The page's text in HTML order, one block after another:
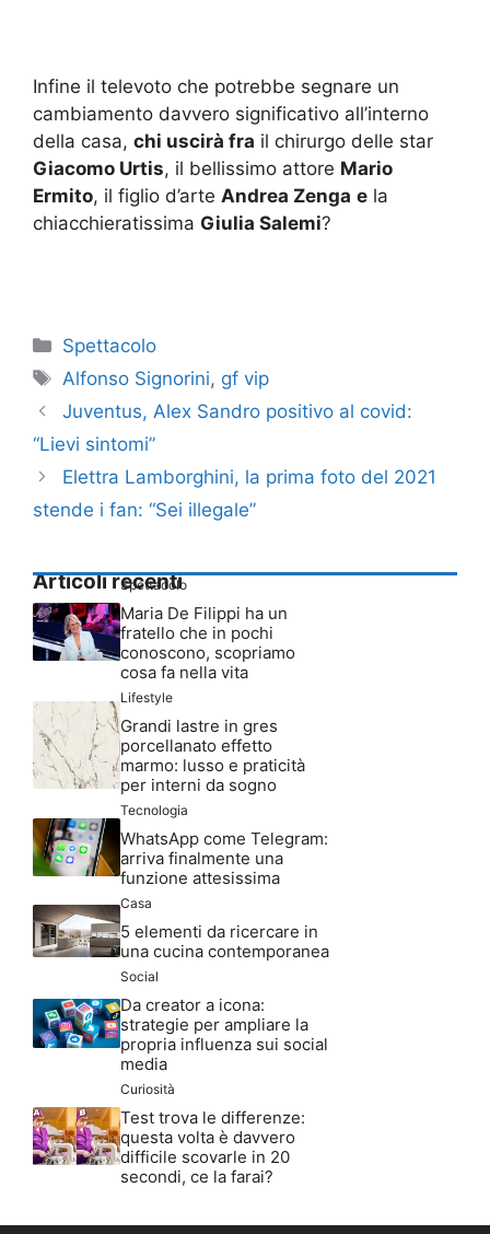
Infine il televoto che potrebbe segnare un
cambiamento davvero significativo all’interno
della casa, chi uscirà fra il chirurgo delle star
Giacomo Urtis, il bellissimo attore Mario
Ermito, il figlio d’arte Andrea Zenga e la
chiacchieratissima Giulia Salemi?
Categorie
Spettacolo
Tag
Alfonso Signorini, gf vip
Juventus, Alex Sandro positivo al covid:
“Lievi sintomi”
Elettra Lamborghini, la prima foto del 2021
stende i fan: “Sei illegale”
Articoli recenti
Spettacolo
Maria De Filippi ha un
fratello che in pochi
conoscono, scopriamo
cosa fa nella vita
Lifestyle
Grandi lastre in gres
porcellanato effetto
marmo: lusso e praticità
per interni da sogno
Tecnologia
WhatsApp come Telegram:
arriva finalmente una
funzione attesissima
Casa
5 elementi da ricercare in
una cucina contemporanea
Social
Da creator a icona:
strategie per ampliare la
propria influenza sui social
media
Curiosità
Test trova le differenze:
questa volta è davvero
difficile scovarle in 20
secondi, ce la farai?